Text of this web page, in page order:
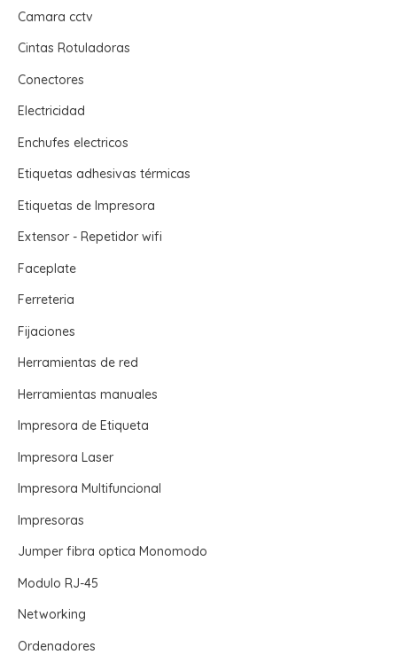
Camara cctv
Cintas Rotuladoras
Conectores
Electricidad
Enchufes electricos
Etiquetas adhesivas térmicas
Etiquetas de Impresora
Extensor - Repetidor wifi
Faceplate
Ferreteria
Fijaciones
Herramientas de red
Herramientas manuales
Impresora de Etiqueta
Impresora Laser
Impresora Multifuncional
Impresoras
Jumper fibra optica Monomodo
Modulo RJ-45
Networking
Ordenadores